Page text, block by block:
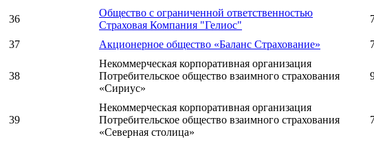
36
Общество с ограниченной ответственностью
Страховая Компания "Гелиос"
37 Акционерное общество «Баланс Страхование»
38
Некоммерческая корпоративная организация
Потребительское общество взаимного страхования
«Сириус»
39
Некоммерческая корпоративная организация
Потребительское общество взаимного страхования
«Северная столица»